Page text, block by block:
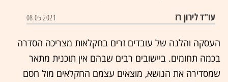
עו"ד לירון רז 08.05.2021
העסקה והלנה של עובדים זרים בחקלאות מצריכה הסדרה
בכמה תחומים. ביישובים רבים שבהם אין תוכנית מתאר
שמסדירה את הנושא, מוצאים עצמם החקלאים מול חסם